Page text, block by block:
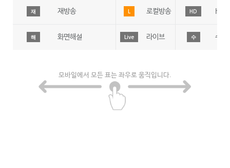
재 재방송 L 로컬방송 HD HD
해 화면해설 Live 라이브 수 수어
모바일에서 모든 표는 좌우로 움직입니다.